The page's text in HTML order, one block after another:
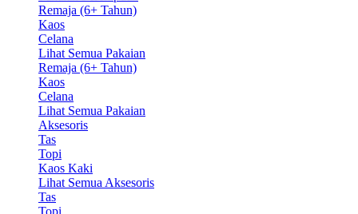
Remaja (6+ Tahun)
Kaos
Celana
Lihat Semua Pakaian
Remaja (6+ Tahun)
Kaos
Celana
Lihat Semua Pakaian
Aksesoris
Tas
Topi
Kaos Kaki
Lihat Semua Aksesoris
Tas
Topi